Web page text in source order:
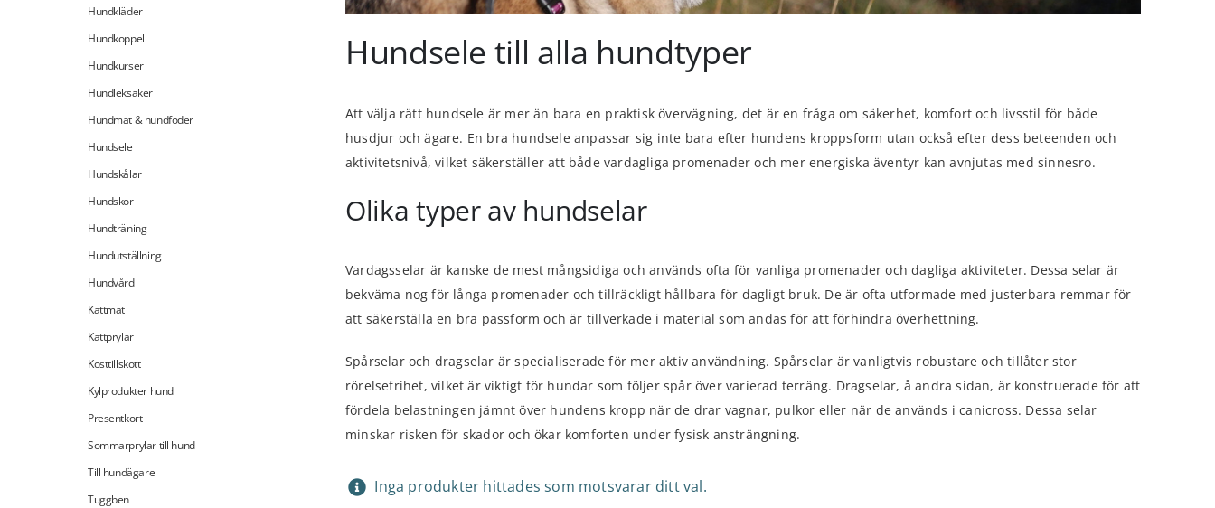
Hundsele till alla hundtyper
Att välja rätt hundsele är mer än bara en praktisk övervägning, det är en fråga om säkerhet, komfort och livsstil för både
husdjur och ägare. En bra hundsele anpassar sig inte bara efter hundens kroppsform utan också efter dess beteenden och
aktivitetsnivå, vilket säkerställer att både vardagliga promenader och mer energiska äventyr kan avnjutas med sinnesro.
Olika typer av hundselar
Vardagsselar är kanske de mest mångsidiga och används ofta för vanliga promenader och dagliga aktiviteter. Dessa selar är
bekväma nog för långa promenader och tillräckligt hållbara för dagligt bruk. De är ofta utformade med justerbara remmar för
att säkerställa en bra passform och är tillverkade i material som andas för att förhindra överhettning.
Spårselar och dragselar är specialiserade för mer aktiv användning. Spårselar är vanligtvis robustare och tillåter stor
rörelsefrihet, vilket är viktigt för hundar som följer spår över varierad terräng. Dragselar, å andra sidan, är konstruerade för att
fördela belastningen jämnt över hundens kropp när de drar vagnar, pulkor eller när de används i canicross. Dessa selar
minskar risken för skador och ökar komforten under fysisk ansträngning.
Inga produkter hittades som motsvarar ditt val.
Hundkläder
Hundkoppel
Hundkurser
Hundleksaker
Hundmat & hundfoder
Hundsele
Hundskålar
Hundskor
Hundträning
Hundutställning
Hundvård
Kattmat
Kattprylar
Kosttillskott
Kylprodukter hund
Presentkort
Sommarprylar till hund
Till hundägare
Tuggben